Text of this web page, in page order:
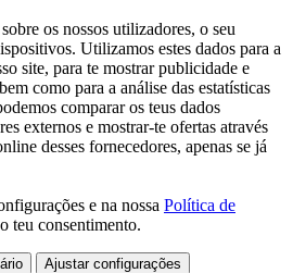
os nossos utilizadores, o seu
Utilizamos estes dados para a
site, para te mostrar publicidade e
como para a análise das estatísticas
comparar os teus dados
externos e mostrar-te ofertas através
desses fornecedores, apenas se já
e na nossa Política de
teu consentimento.
Ajustar configurações